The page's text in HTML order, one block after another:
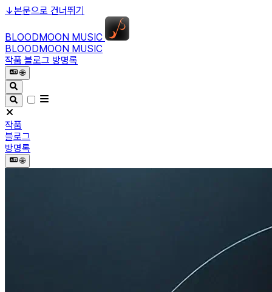
↓본문으로 건너뛰기
BLOODMOON MUSIC
BLOODMOON MUSIC
작품 블로그 방명록
🌐︎
작품
블로그
방명록
🌐︎